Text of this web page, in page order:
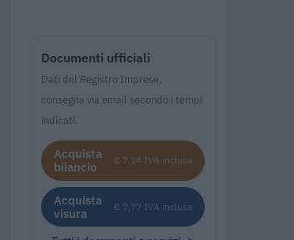
Documenti ufficiali
Dati del Registro Imprese,
consegna via email secondo i tempi
indicati.
Acquista
bilancio
€ 7,14 IVA inclusa
Acquista
visura
€ 7,77 IVA inclusa